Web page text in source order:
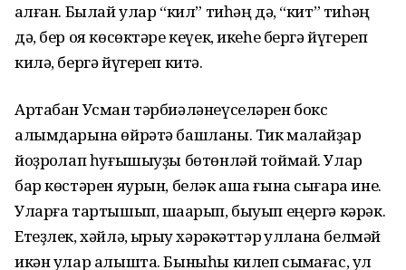
ҡалған. Былай улар “кил” тиһәң дә, “кит” тиһәң
дә, бер оя көсөктәре кеүек, икеһе бергә йүгереп
килә, бергә йүгереп китә.
Артабан Усман тәрбиәләнеүселәрен бокс
алымдарына өйрәтә башланы. Тик малайҙар
йоҙроҡлап һуғышыуҙы бөтөнләй тоймай. Улар
бар көстәрен яурын, беләк аша ғына сығара ине.
Уларға тартышып, шаҡарып, быуып еңергә кәрәк.
Етеҙлек, хәйлә, ҡырҡыу хәрәкәттәр ҡуллана белмәй
икән улар алышта. Быныһы килеп сыҡмағас, ул